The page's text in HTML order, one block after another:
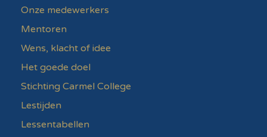
Onze medewerkers
Mentoren
Wens, klacht of idee
Het goede doel
Stichting Carmel College
Lestijden
Lessentabellen